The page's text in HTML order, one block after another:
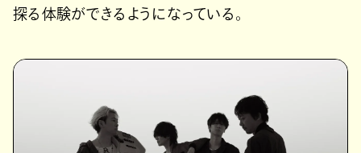
探る体験ができるようになっている。